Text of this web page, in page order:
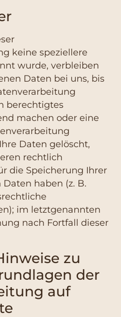
keine speziellere
wurde, verbleiben
Daten bei uns, bis
berechtigtes
machen oder eine
Daten gelöscht,
rechtlich
die Speicherung Ihrer
haben (z. B.
im letztgenannten
nach Fortfall dieser
zu
der
auf